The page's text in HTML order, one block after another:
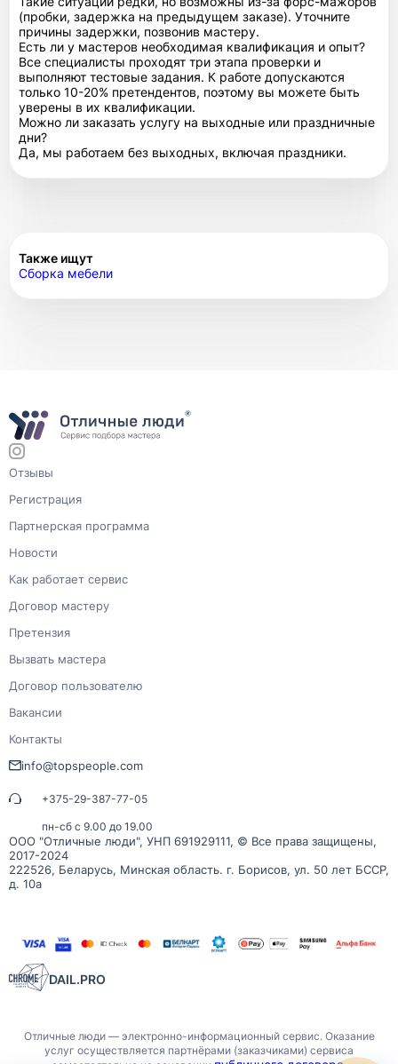
(пробки, задержка на предыдущем заказе). Уточните
причины задержки, позвонив мастеру.
Есть ли у мастеров необходимая квалификация и опыт?
Все специалисты проходят три этапа проверки и
выполняют тестовые задания. К работе допускаются
только 10-20% претендентов, поэтому вы можете быть
уверены в их квалификации.
Можно ли заказать услугу на выходные или праздничные
дни?
Да, мы работаем без выходных, включая праздники.
Также ищут
Сборка мебели
ООО "Отличные люди", УНП 691929111, © Все права защищены,
2017-2024
222526, Беларусь, Минская область. г. Борисов, ул. 50 лет БССР,
д. 10а
Отзывы
Регистрация
Партнерская программа
Новости
Как работает сервис
Договор мастеру
Претензия
Вызвать мастера
Договор пользователю
Вакансии
Контакты
info@topspeople.com
+375-29-387-77-05
пн-сб с 9.00 до 19.00
DAIL.PRO
Отличные люди — электронно-информационный сервис. Оказание
услуг осуществляется партнёрами (заказчиками) сервиса